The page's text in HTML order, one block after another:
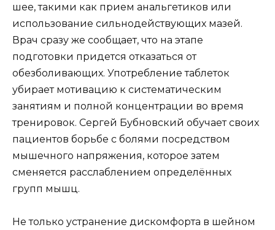
шее, такими как прием анальгетиков или
использование сильнодействующих мазей.
Врач сразу же сообщает, что на этапе
подготовки придется отказаться от
обезболивающих. Употребление таблеток
убирает мотивацию к систематическим
занятиям и полной концентрации во время
тренировок. Сергей Бубновский обучает своих
пациентов борьбе с болями посредством
мышечного напряжения, которое затем
сменяется расслаблением определённых
групп мышц.
Не только устранение дискомфорта в шейном